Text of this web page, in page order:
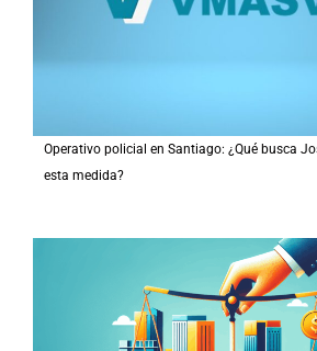
Operativo policial en Santiago: ¿Qué busca
esta medida?